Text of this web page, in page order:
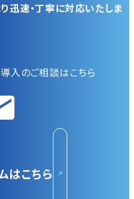
迅速・丁寧に対応いたしま
入のご相談はこちら
はこちら